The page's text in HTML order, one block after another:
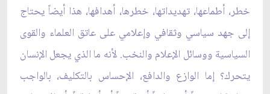
خطر، أطماعها، تهديداتها، خطرها، أهدافها، هذا أيضاً يحتاج
إلى جهد سياسي وثقافي وإعلامي على عاتق العلماء والقوى
السياسية ووسائل الإعلام والنخب. لأنه ما الذي يجعل الإنسان
يتحرك؟ إما الوازع والدافع، الإحساس بالتكليف، بالواجب